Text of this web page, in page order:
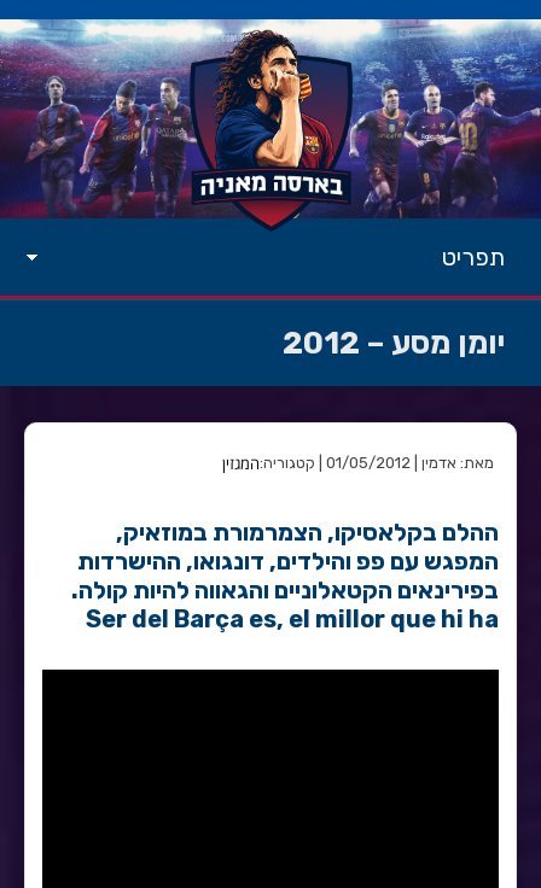
תפריט
יומן מסע – 2012
מאת: אדמין | 01/05/2012 | קטגוריה: המגזין
ההלם בקלאסיקו, הצמרמורת במוזאיק,
המפגש עם פפ והילדים, דונגואו, ההישרדות
בפירינאים הקטאלוניים והגאווה להיות קולה.
Ser del Barça es, el millor que hi ha